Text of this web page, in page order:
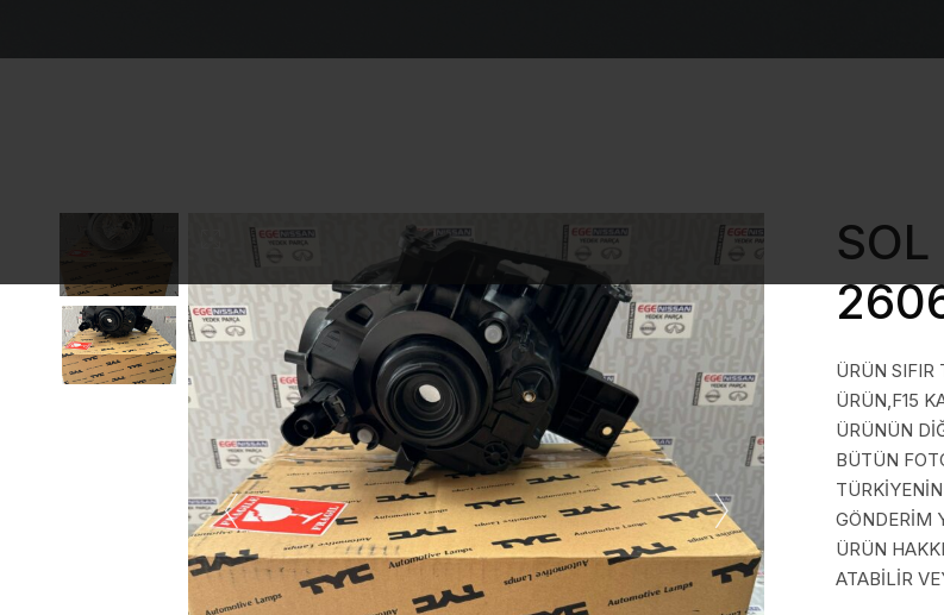
ÜRÜN SIFIR
ÜRÜN,F15
ÜRÜNÜN
BÜTÜN
GÖNDERİM
ÜRÜN
ATABİLİR